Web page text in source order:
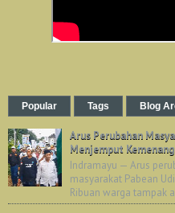
Popular Tags Blog
Arus Perubahan
Menjemput
Indramayu — Arus
masyarakat Pabean
Ribuan warga tampak